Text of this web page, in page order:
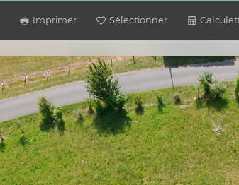
Imprimer Sélectionner